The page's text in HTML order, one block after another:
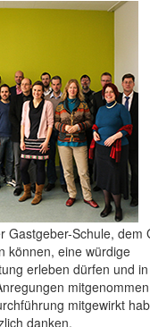
Gastgeber-Schule, dem
können, eine würdige
erleben dürfen und
mitgewirkt
danken.